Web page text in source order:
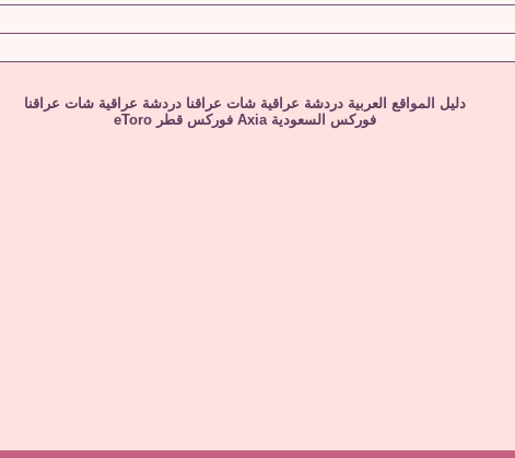
دليل المواقع العربية دردشة عراقية شات عراقنا دردشة عراقية شات عراقنا
فوركس السعودية Axia فوركس قطر eToro